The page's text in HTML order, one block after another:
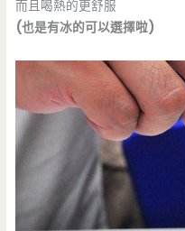
而且喝熱的更舒服
(也是有冰的可以選擇啦)